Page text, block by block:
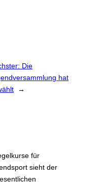
Die
hat
→
für
sieht der